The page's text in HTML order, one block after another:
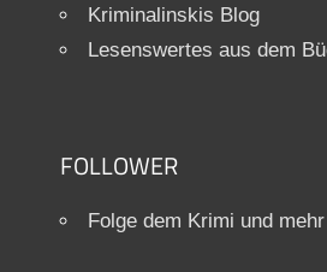
Kriminalinskis Blog
Lesenswertes aus dem
FOLLOWER
Folge dem Krimi und